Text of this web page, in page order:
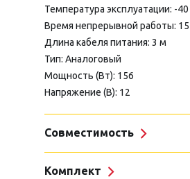
Температура эксплуатации: -
Время непрерывной работы:
Длина кабеля питания: 3 м
Тип: Аналоговый
Мощность (Вт): 156
Напряжение (В): 12
Совместимость
Комплект